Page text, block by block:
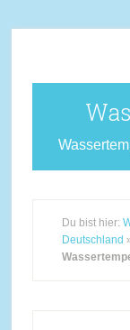
Du bist hier:
Deutschland